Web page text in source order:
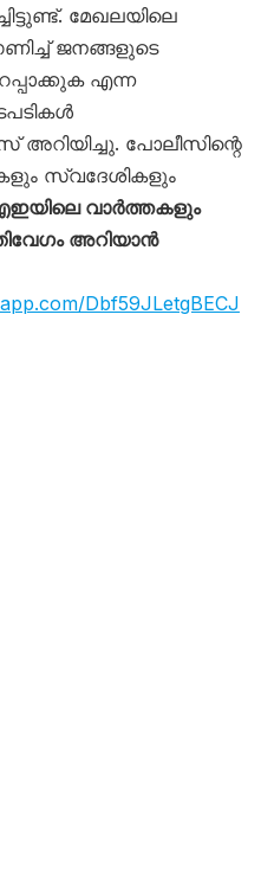
മേഖലയിലെ
ജനങ്ങളുടെ
എന്ന
അറിയിച്ചു. പോലീസിന്റെ
സ്വദേശികളും
വാർത്തകളും
അറിയാൻ
Dbf59JLetgBECJ